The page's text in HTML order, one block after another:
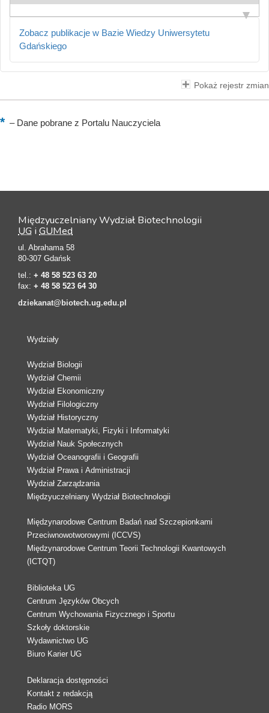
Zobacz publikacje w Bazie Wiedzy Uniwersytetu
Gdańskiego
Pokaż rejestr zmian
–Dane pobrane z Portalu Nauczyciela
Międzyuczelniany Wydział Biotechnologii
UG i GUMed
ul. Abrahama 58
80-307 Gdańsk
tel.: + 48 58 523 63 20
fax: + 48 58 523 64 30
dziekanat@biotech.ug.edu.pl
Wydziały
Wydział Biologii
Wydział Chemii
Wydział Ekonomiczny
Wydział Filologiczny
Wydział Historyczny
Wydział Matematyki, Fizyki i Informatyki
Wydział Nauk Społecznych
Wydział Oceanografii i Geografii
Wydział Prawa i Administracji
Wydział Zarządzania
Międzyuczelniany Wydział Biotechnologii
Międzynarodowe Centrum Badań nad Szczepionkami
Przeciwnowotworowymi (ICCVS)
Międzynarodowe Centrum Teorii Technologii Kwantowych
(ICTQT)
Biblioteka UG
Centrum Języków Obcych
Centrum Wychowania Fizycznego i Sportu
Szkoły doktorskie
Wydawnictwo UG
Biuro Karier UG
Deklaracja dostępności
Kontakt z redakcją
Radio MORS